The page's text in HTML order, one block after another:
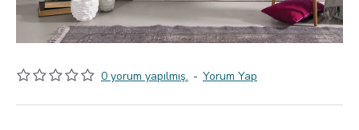
0 yorum yapılmış. - Yorum Yap